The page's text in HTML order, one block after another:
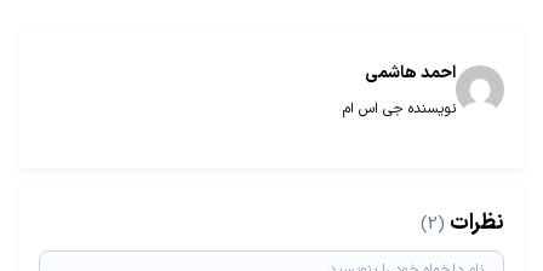
احمد هاشمی
نویسنده جی اس ام
نظرات (2)